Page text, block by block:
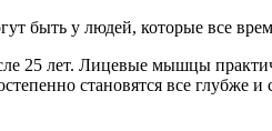
быть у людей, которые все
25 лет. Лицевые мышцы
становятся все глубже и